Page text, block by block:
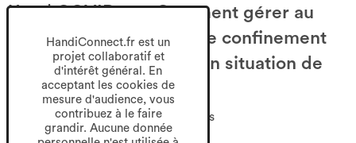
HandiConnect.fr est un
projet collaboratif et
d'intérêt général. En
acceptant les cookies de
mesure d'audience, vous
contribuez à le faire
grandir. Aucune donnée
U08|COVID-19 : Comment gérer au
téléphone le tracing et le confinement
d’une personne adulte en situation de
handicap ?
Temps estimé de lecture : 5 minutes